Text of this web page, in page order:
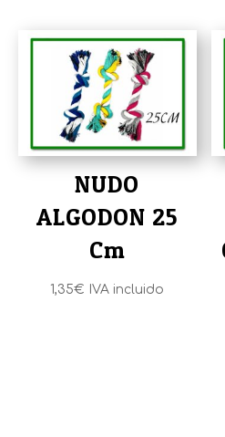
NUDO
ALGODON 25
Cm
1,35€ IVA incluido